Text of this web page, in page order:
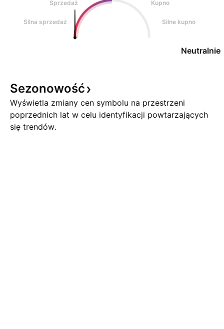
Sprzedaż
Kupno
Silna sprzedaż Silne kupno
Neutralnie
Sezonowość
Wyświetla zmiany cen symbolu na przestrzeni
poprzednich lat w celu identyfikacji powtarzających
się trendów.